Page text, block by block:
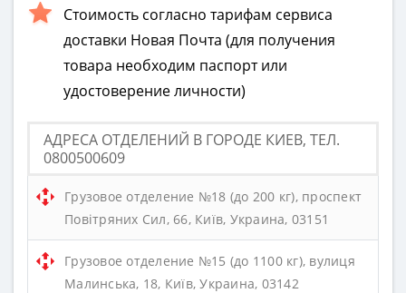
Стоимость согласно тарифам сервиса
доставки Новая Почта (для получения
товара необходим паспорт или
удостоверение личности)
АДРЕСА ОТДЕЛЕНИЙ В ГОРОДЕ КИЕВ, ТЕЛ.
0800500609
Грузовое отделение №18 (до 200 кг), проспект
Повітряних Сил, 66, Київ, Украина, 03151
Грузовое отделение №15 (до 1100 кг), вулиця
Малинська, 18, Київ, Украина, 03142